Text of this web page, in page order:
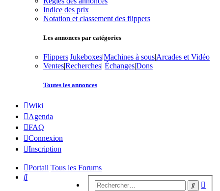
Indice des prix
Notation et classement des flippers
Les annonces par catégories
Flippers|Jukeboxes|Machines à sous|Arcades et Vidéo
Ventes|Recherches| Échanges|Dons
Toutes les annonces
Wiki
Agenda
FAQ
Connexion
Inscription
Portail Tous les Forums
Rechercher